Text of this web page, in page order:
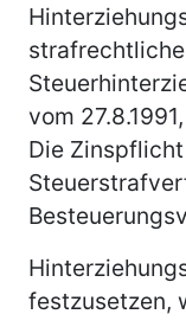
vom
Die
festzusetzen,